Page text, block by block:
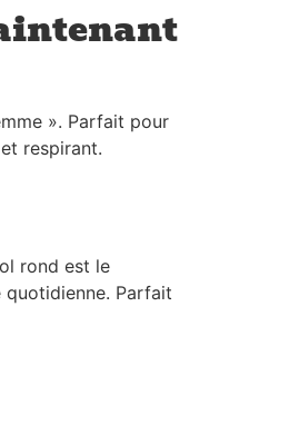
». Parfait pour
respirant.
rond est le
quotidienne. Parfait